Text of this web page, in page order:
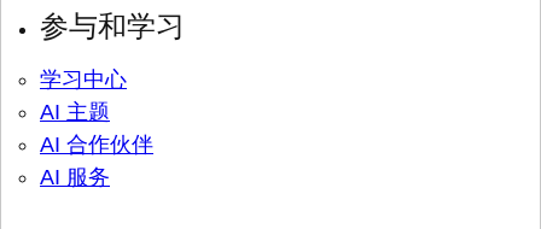
参与和学习
学习中心
AI 主题
AI 合作伙伴
AI 服务